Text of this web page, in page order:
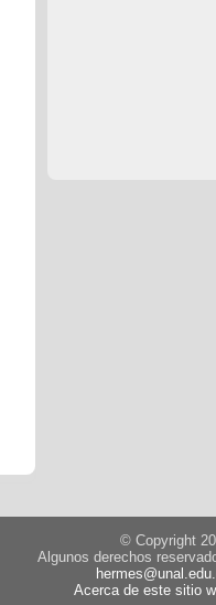
© Copyright
Algunos derechos
Acerca de este sitio